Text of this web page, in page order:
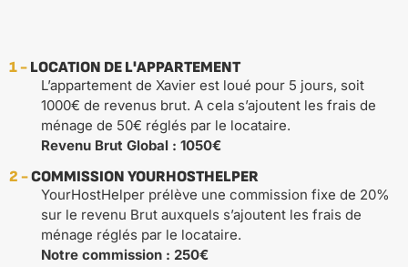
1 - LOCATION DE L'APPARTEMENT
L’appartement de Xavier est loué pour 5 jours, soit
1000€ de revenus brut. A cela s’ajoutent les frais de
ménage de 50€ réglés par le locataire.
Revenu Brut Global : 1050€
2 -COMMISSION YOURHOSTHELPER
YourHostHelper prélève une commission fixe de 20%
sur le revenu Brut auxquels s’ajoutent les frais de
ménage réglés par le locataire.
Notre commission : 250€